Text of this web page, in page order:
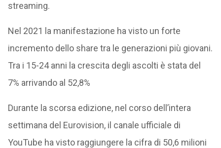
streaming.
Nel 2021 la manifestazione ha visto un forte
incremento dello share tra le generazioni più giovani.
Tra i 15-24 anni la crescita degli ascolti è stata del
7% arrivando al 52,8%
Durante la scorsa edizione, nel corso dell’intera
settimana del Eurovision, il canale ufficiale di
YouTube ha visto raggiungere la cifra di 50,6 milioni